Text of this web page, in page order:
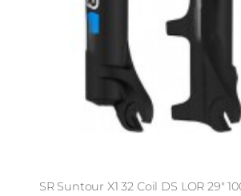
SR Suntour X1 32 Coil DS LOR 29"